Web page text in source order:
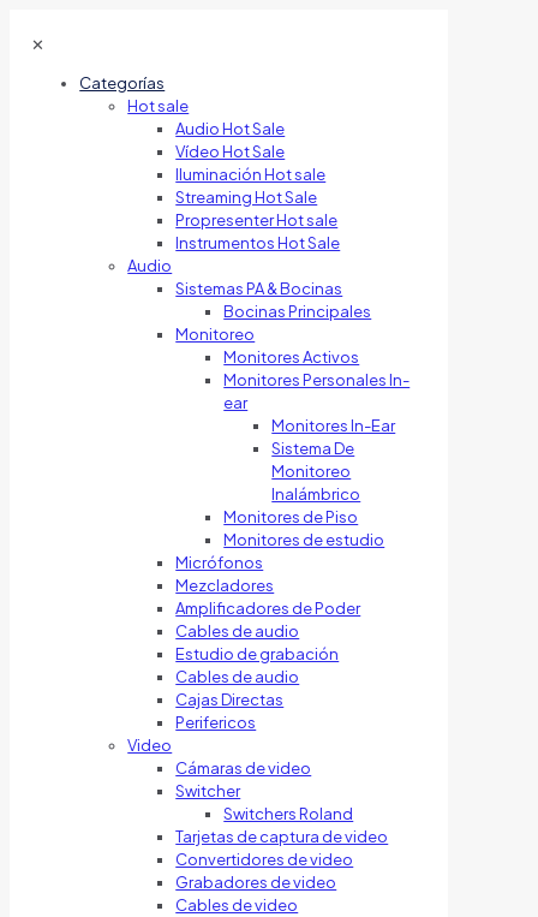
✕
Categorías
Hot sale
Audio Hot Sale
Vídeo Hot Sale
Iluminación Hot sale
Streaming Hot Sale
Propresenter Hot sale
Instrumentos Hot Sale
Audio
Sistemas PA & Bocinas
Bocinas Principales
Monitoreo
Monitores Activos
Monitores Personales In-
ear
Monitores In-Ear
Sistema De
Monitoreo
Inalámbrico
Monitores de Piso
Monitores de estudio
Micrófonos
Mezcladores
Amplificadores de Poder
Cables de audio
Estudio de grabación
Cables de audio
Cajas Directas
Perifericos
Video
Cámaras de video
Switcher
Switchers Roland
Tarjetas de captura de video
Convertidores de video
Grabadores de video
Cables de video